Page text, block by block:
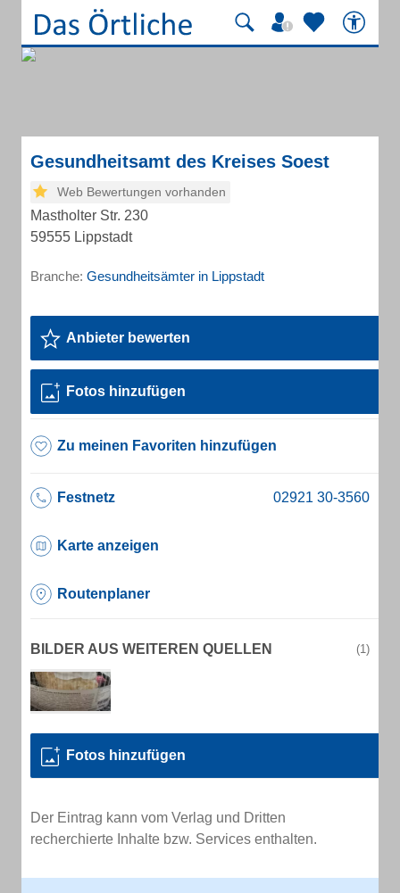
Gesundheitsamt des Kreises Soest
Web Bewertungen vorhanden
Mastholter Str. 230
59555 Lippstadt
Branche: Gesundheitsämter in Lippstadt
Anbieter bewerten
Fotos hinzufügen
Zu meinen Favoriten hinzufügen
Festnetz
Karte anzeigen
Routenplaner
BILDER AUS WEITEREN QUELLEN (1)
Fotos hinzufügen
Der Eintrag kann vom Verlag und Dritten
recherchierte Inhalte bzw. Services enthalten.